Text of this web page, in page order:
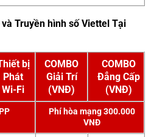
Truyền hình số Viettel Tại
bị
Phát
Wi-Fi
COMBO
Giải Trí
(VNĐ)
COMBO
Đẳng Cấp
(VNĐ)
Phí hòa mạng 300.000
VNĐ